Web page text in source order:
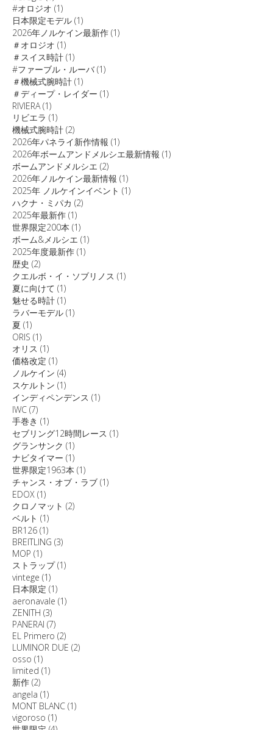
#オロジオ (1)
日本限定モデル (1)
2026年ノルケイン最新作 (1)
＃オロジオ (1)
＃スイス時計 (1)
#ファーブル・ルーバ(1)
＃機械式腕時計 (1)
＃ディープ・レイダー (1)
RIVIERA(1)
リビエラ (1)
機械式腕時計 (2)
2026年パネライ新作情報 (1)
2026年ボームアンドメルシエ最新情報 (1)
ボームアンドメルシエ (2)
2026年ノルケイン最新情報 (1)
2025年 ノルケインイベント (1)
ハクナ・ミパカ (2)
2025年最新作 (1)
世界限定200本 (1)
ボーム&メルシエ (1)
2025年度最新作 (1)
歴史 (2)
クエルボ・イ・ソブリノス (1)
夏に向けて (1)
魅せる時計 (1)
ラバーモデル (1)
夏 (1)
ORIS (1)
オリス (1)
価格改定 (1)
ノルケイン (4)
スケルトン (1)
インディペンデンス (1)
IWC (7)
手巻き (1)
セブリング12時間レース (1)
グランサンク (1)
ナビタイマー (1)
世界限定1963本 (1)
チャンス・オブ・ラブ (1)
EDOX (1)
クロノマット (2)
ベルト (1)
BR126 (1)
BREITLING (3)
MOP (1)
ストラップ(1)
vintege (1)
日本限定 (1)
aeronavale (1)
ZENITH (3)
PANERAI (7)
EL Primero (2)
LUMINOR DUE (2)
osso (1)
limited (1)
新作 (2)
angela (1)
MONT BLANC (1)
vigoroso (1)